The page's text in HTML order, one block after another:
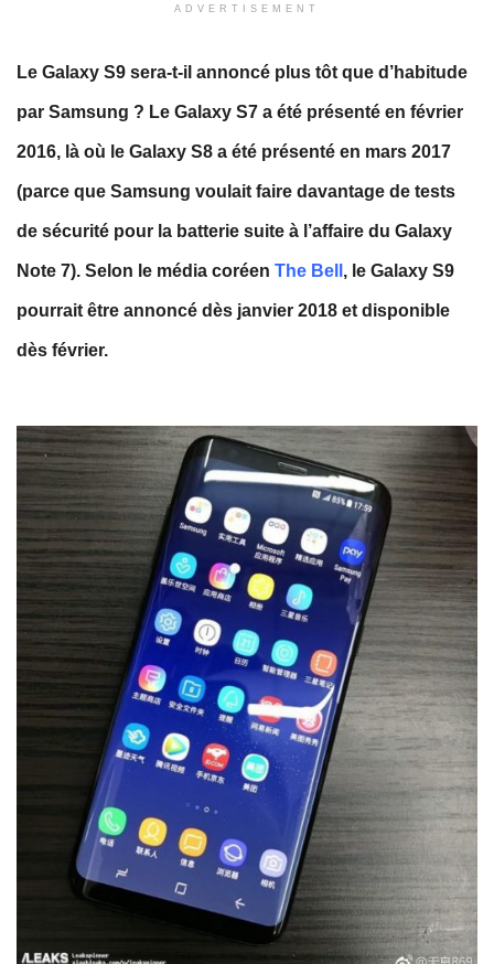
ADVERTISEMENT
Le Galaxy S9 sera-t-il annoncé plus tôt que d’habitude
par Samsung ? Le Galaxy S7 a été présenté en février
2016, là où le Galaxy S8 a été présenté en mars 2017
(parce que Samsung voulait faire davantage de tests
de sécurité pour la batterie suite à l’affaire du Galaxy
Note 7). Selon le média coréen The Bell , le Galaxy S9
pourrait être annoncé dès janvier 2018 et disponible
dès février.